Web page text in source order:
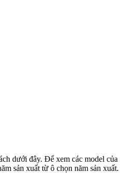
dưới đây. Để xem các model của
sản xuất từ ô chọn năm sản xuất.